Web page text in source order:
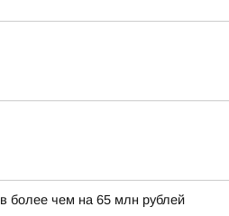
более чем на 65 млн рублей